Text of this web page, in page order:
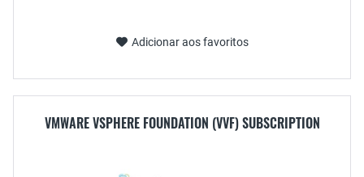
Adicionar aos favoritos
VMWARE VSPHERE FOUNDATION (VVF) SUBSCRIPTION